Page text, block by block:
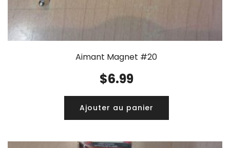
Aimant Magnet #20
$6.99
Ajouter au panier